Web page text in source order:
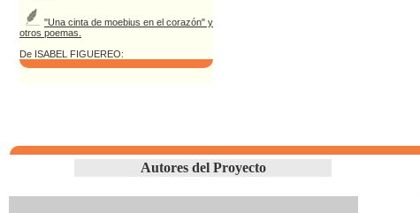
"Una cinta de moebius en el corazón" y
otros poemas.
De ISABEL FIGUEREO:
Autores del Proyecto